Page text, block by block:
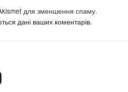
для зменшення спаму.
дані ваших коментарів.